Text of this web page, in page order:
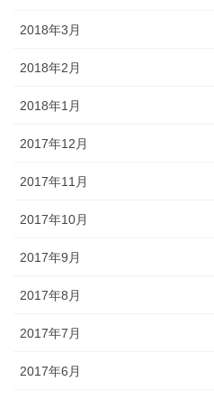
2018年3月
2018年2月
2018年1月
2017年12月
2017年11月
2017年10月
2017年9月
2017年8月
2017年7月
2017年6月